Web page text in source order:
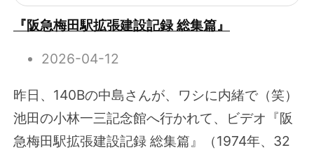
『阪急梅田駅拡張建設記録 総集篇』
2026-04-12
昨日、140Bの中島さんが、ワシに内緒で（笑）
池田の小林一三記念館へ行かれて、ビデオ『阪
急梅田駅拡張建設記録 総集篇』（1974年、32